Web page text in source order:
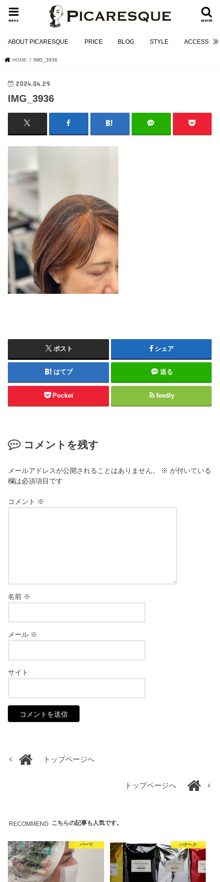
search
menu
ABOUT PICARESQUE PRICE BLOG STYLE ACCESS
HOME IMG_3936
2024.04.29
IMG_3936
ポスト シェア
はてブ 送る
Pocket feedly
コメントを残す
メールアドレスが公開されることはありません。 ※ が付いている
欄は必須項目です
コメント ※
名前 ※
メール ※
サイト
トップページへ
トップページへ
RECOMMEND こちらの記事も人気です。
パーマ ハナヘナ